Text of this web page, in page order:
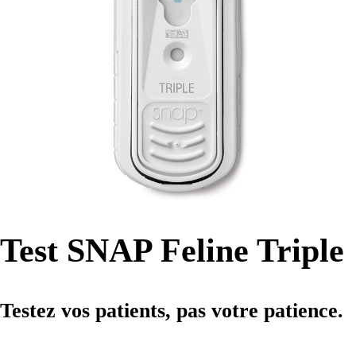
Test SNAP Feline Triple
Testez vos patients, pas votre patience.